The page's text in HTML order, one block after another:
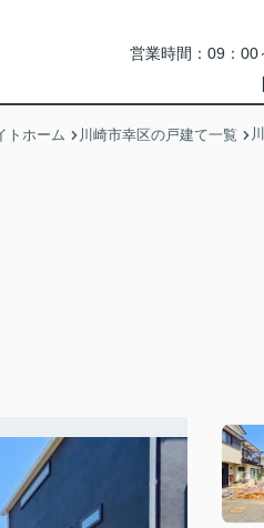
営業時間：09：
トホーム 川崎市幸区の戸建て一覧